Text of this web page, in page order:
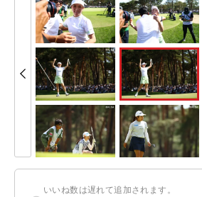
いいね数は遅れて追加されます。